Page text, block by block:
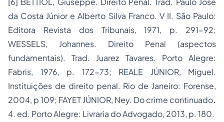
da Costa Júnior e Alberto Silva Franco. V II. São Paulo:
Editora Revista dos Tribunais, 1971, p. 291-92;
WESSELS, Johannes. Direito Penal (aspectos
fundamentais). Trad. Juarez Tavares. Porto Alegre:
Fabris, 1976, p. 172-73; REALE JÚNIOR, Miguel.
Instituições de direito penal. Rio de Janeiro: Forense,
2004, p 109; FAYET JÚNIOR, Ney. Do crime continuado.
4. ed. Porto Alegre: Livraria do Advogado, 2013, p. 180.